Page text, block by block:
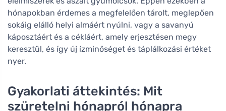
hónapokban érdemes a megfelelően tárolt, meglepően
sokáig elálló helyi almáért nyúlni, vagy a savanyú
káposztáért és a cékláért, amely erjesztésen megy
keresztül, és így új ízminőséget és táplálkozási értéket
nyer.
Gyakorlati áttekintés: Mit
szüretelni hónapról hónapra